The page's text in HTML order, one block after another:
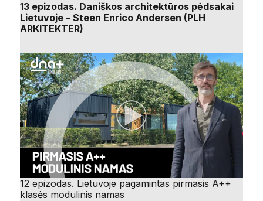
13 epizodas. Daniškos architektūros pėdsakai
Lietuvoje – Steen Enrico Andersen (PLH
ARKITEKTER)
12 epizodas. Lietuvoje pagamintas pirmasis A++
klasės modulinis namas